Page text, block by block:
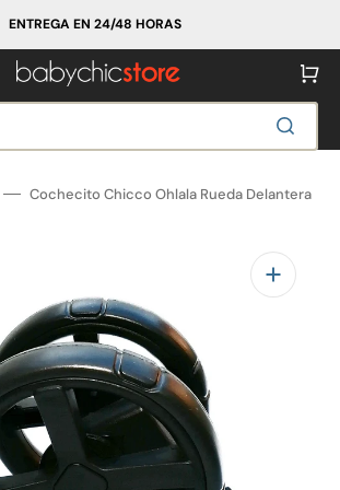
ENTREGA EN 24/48 HORAS
Carrito
Cochecito Chicco Ohlala Rueda Delantera
Abrir
elemento